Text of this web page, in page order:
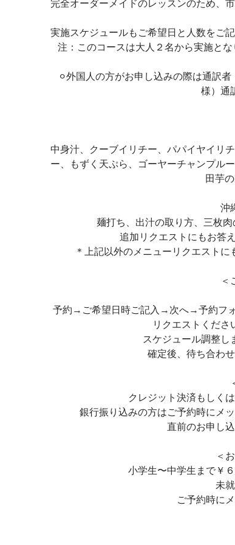
完全オーダーメイドのレッスンのため、
実施スケジュールもご希望日と人数をご
注：このコースは大人２名から実施と
⚪︎外国人の方がお申し込みの際は通訳
様）通
中身汁、クーブイリチー、パパイヤイリ
ー、もずく天ぷら、ゴーヤーチャンプル
田芋
沖
麺打ち、出汁の取り方、三枚
追加リクエストにもお答
＊上記以外のメニューリクエスト
＜
予約→ご希望日時ご記入→次へ→予約フ
リクエストくださ
スケジュール調整し
確定後、待ち合わ
クレジット決済もしく
銀行振り込みの方はご予約時にメ
直前のお申し
＜
小学生〜中学生まで￥
未
ご予約時に